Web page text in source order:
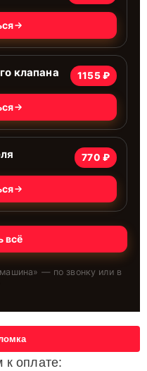
клапана 1155 ₽
770 ₽
всё
» — по звонку или в
оплате: